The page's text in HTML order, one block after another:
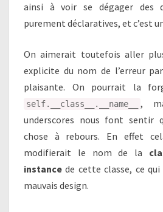
ainsi à voir se dégager des
purement déclaratives, et c’est
On aimerait toutefois aller
explicite du nom de l’erreur
plaisante. On pourrait la
self.__class__.__name__
,
underscores nous font sentir
chose à rebours. En effet
modifierait le nom de la
instance de cette classe, ce
mauvais design.